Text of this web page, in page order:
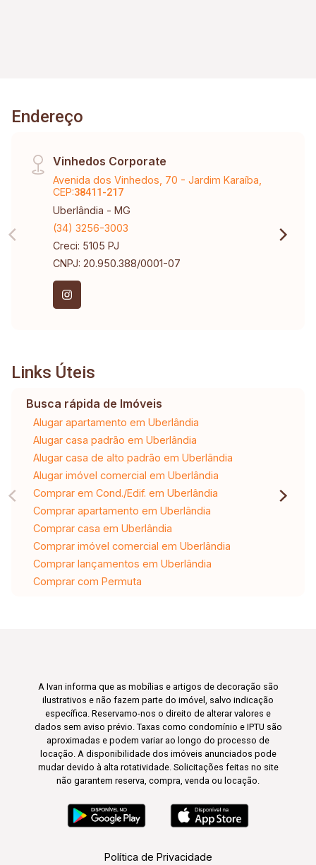
Endereço
Vinhedos Corporate
Avenida dos Vinhedos, 70 - Jardim Karaíba,
CEP:38411-217
Uberlândia - MG
(34) 3256-3003
Creci: 5105 PJ
CNPJ: 20.950.388/0001-07
Links Úteis
Busca rápida de Imóveis
Alugar apartamento em Uberlândia
Alugar casa padrão em Uberlândia
Alugar casa de alto padrão em Uberlândia
Alugar imóvel comercial em Uberlândia
Comprar em Cond./Edif. em Uberlândia
Comprar apartamento em Uberlândia
Comprar casa em Uberlândia
Comprar imóvel comercial em Uberlândia
Comprar lançamentos em Uberlândia
Comprar com Permuta
A Ivan informa que as mobílias e artigos de decoração são
ilustrativos e não fazem parte do imóvel, salvo indicação
específica. Reservamo-nos o direito de alterar valores e
dados sem aviso prévio. Taxas como condomínio e IPTU são
aproximadas e podem variar ao longo do processo de
locação. A disponibilidade dos imóveis anunciados pode
mudar devido à alta rotatividade. Solicitações feitas no site
não garantem reserva, compra, venda ou locação.
Política de Privacidade